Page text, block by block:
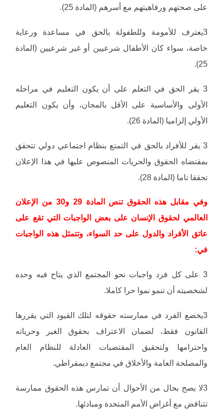
على صحتهم ورفاهيتهم مع أسرهم (المادة 25).
3يعترف للأمومة وللطفولة بالحق في مساعدة ورعاية
خاصة، سواء كان الأطفال شرعيين أو غير شرعيين (المادة
25).
3 يقر الحق في التعلم على أن يكون التعليم في مراحله
الأولى والأساسية على الأقل بالمجان، وأن يكون التعليم
الأولي إلزاميا (المادة 26).
3 يقر للأفراد بالحق في التمتع بنظام اجتماعي دولي تتحقق
بمقتضاه الحقوق والحريات المنصوص عليها في هذا الإعلان
تحققا تاما (المادة 28).
وفي مقابل هذه الحقوق تنص المادة 29 و30 من الإعلان
العالمي لحقوق الإنسان على بعض الواجبات التي تقع على
عاتق الأفراد والدول على حد السواء، وتتمثل هذه الواجبات
في:
3 على كل فرد واجبات نحو المجتمع الذي يتاح فيه وحده
لشخصيته أن تنمو نموا حرا كاملا.
3يخضع الفرد في ممارسته حقوقه لتلك القيود التي يقررها
القانون فقط، لضمان الاعتراف بحقوق الغير وحرياته
واحترامها ولتحقيق المقتضيات العادلة للنظام العام
والمصلحة العامة والأخلاق في مجتمع ديمقراطي.
3لا يصح بحال من الأحوال أن تمارس هذه الحقوق ممارسة
تتناقض مع أغراض الأمم المتحدة ومبادئها.